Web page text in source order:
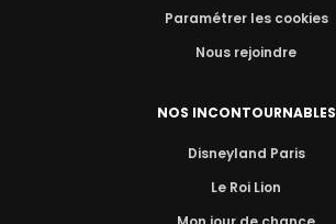
Paramétrer les cookies
Nous rejoindre
NOS INCONTOURNABLES
Disneyland Paris
Le Roi Lion